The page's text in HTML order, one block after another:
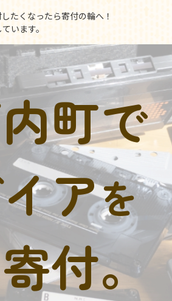
たくなったら寄付の輪へ！
います。
町で
アを
付。